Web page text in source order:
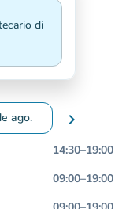
di
ago.
alterar as datas
chevron_right
14:30–19:00
09:00–19:00